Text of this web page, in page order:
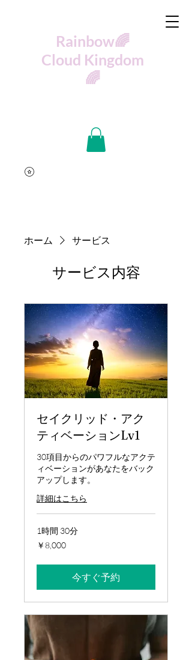
🌈Rainbow
Cloud Kingdom
🌈
ホーム サービス
サービス内容
セイクリッド・アク
ティベーションLv1
30項目からのパワフルなアクテ
ィベーションがあなたをバック
アップします。
詳細はこちら
1時間 30分
8,000
円
￥8,000
今すぐ予約